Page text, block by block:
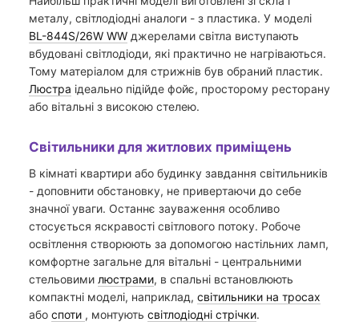
металу, світлодіодні аналоги - з пластика. У моделі
BL-844S/26W WW джерелами світла виступають
вбудовані світлодіоди, які практично не нагріваються.
Тому матеріалом для стрижнів був обраний пластик.
Люстра ідеально підійде фойє, просторому ресторану
або вітальні з високою стелею.
Світильники для житлових приміщень
В кімнаті квартири або будинку завдання світильників
- доповнити обстановку, не привертаючи до себе
значної уваги. Останнє зауваження особливо
стосується яскравості світлового потоку. Робоче
освітлення створюють за допомогою настільних ламп,
комфортне загальне для вітальні - центральними
стельовими люстрами, в спальні встановлюють
компактні моделі, наприклад, світильники на тросах
або споти , монтують світлодіодні стрічки.